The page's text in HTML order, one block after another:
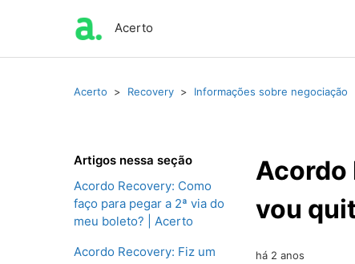
Acerto
Acerto Recovery Informações sobre negociação
Artigos nessa seção
Acordo Recovery: Como
faço para pegar a 2ª via do
meu boleto? | Acerto
Acordo Recovery: Fiz um
Acordo
vou
há 2 anos